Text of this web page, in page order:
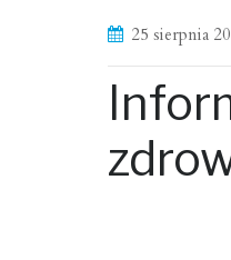
25 sierpnia